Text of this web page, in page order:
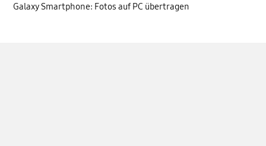
Galaxy Smartphone: Fotos auf PC übertragen